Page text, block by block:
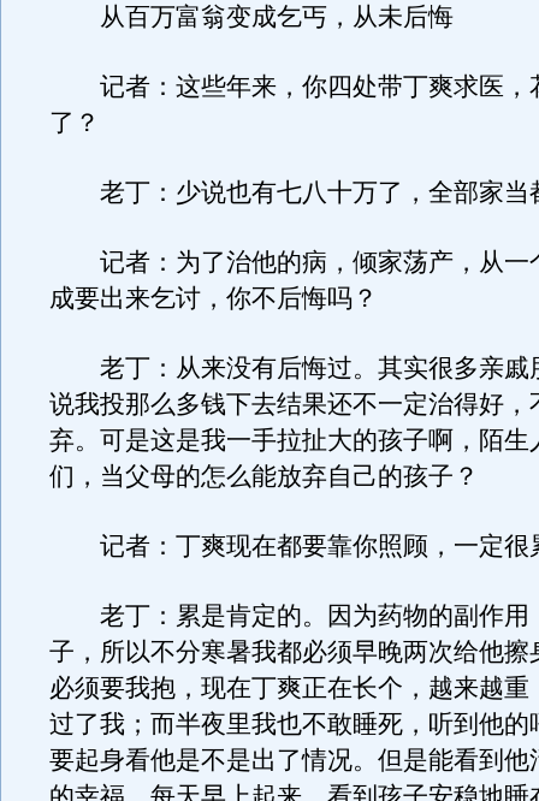
从百万富翁变成乞丐，从未后悔
记者：这些年来，你四处带丁爽求医，
了？
老丁：少说也有七八十万了，全部家当
记者：为了治他的病，倾家荡产，从一
成要出来乞讨，你不后悔吗？
老丁：从来没有后悔过。其实很多亲戚
说我投那么多钱下去结果还不一定治得好，
弃。可是这是我一手拉扯大的孩子啊，陌生
们，当父母的怎么能放弃自己的孩子？
记者：丁爽现在都要靠你照顾，一定很
老丁：累是肯定的。因为药物的副作用
子，所以不分寒暑我都必须早晚两次给他擦
必须要我抱，现在丁爽正在长个，越来越重
过了我；而半夜里我也不敢睡死，听到他的
要起身看他是不是出了情况。但是能看到他